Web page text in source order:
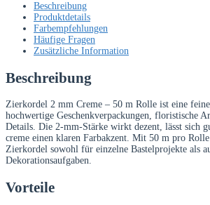
Rolle
Menge
Beschreibung
Produktdetails
Farbempfehlungen
Häufige Fragen
Zusätzliche Information
Beschreibung
Zierkordel 2 mm Creme – 50 m Rolle ist eine
hochwertige Geschenkverpackungen, floristische
Details. Die 2-mm-Stärke wirkt dezent, lässt sich
creme einen klaren Farbakzent. Mit 50 m pro
Zierkordel sowohl für einzelne Bastelprojekte als
Dekorationsaufgaben.
Vorteile